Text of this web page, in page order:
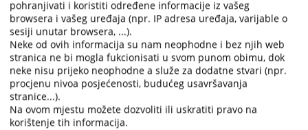
Trenutno nema vijesti
pohranjivati i koristiti određene informacije iz vašeg
browsera i vašeg uređaja (npr. IP adresa uređaja, varijable o
sesiji unutar browsera, ...).
Neke od ovih informacija su nam neophodne i bez njih web
stranica ne bi mogla fukcionisati u svom punom obimu, dok
neke nisu prijeko neophodne a služe za dodatne stvari (npr.
procjenu nivoa posjećenosti, budućeg usavršavanja
stranice...).
Na ovom mjestu možete dozvoliti ili uskratiti pravo na
korištenje tih informacija.